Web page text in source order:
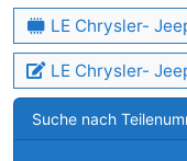
LE Chrysler-
LE Chrysler-
Suche nach